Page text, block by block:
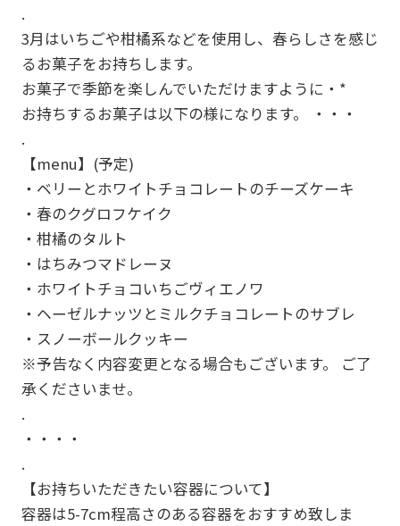
.
3月はいちごや柑橘系などを使用し、春らしさを感じ
るお菓子をお持ちします。
お菓子で季節を楽しんでいただけますように・*
お持ちするお菓子は以下の様になります。 ・・・
.
【menu】(予定)
・ベリーとホワイトチョコレートのチーズケーキ
・春のクグロフケイク
・柑橘のタルト
・はちみつマドレーヌ
・ホワイトチョコいちごヴィエノワ
・ヘーゼルナッツとミルクチョコレートのサブレ
・スノーボールクッキー
※予告なく内容変更となる場合もございます。 ご了
承くださいませ。
.
・・・・
.
【お持ちいただきたい容器について】
容器は5-7cm程高さのある容器をおすすめ致しま